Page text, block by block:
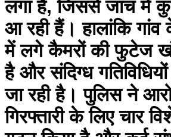
लगा है, जिससे जांच में
आ रही हैं। हालांकि गांव
में लगे कैमरों की फुटेज
है और संदिग्ध
जा रही है। पुलिस ने
गिरफ्तारी के लिए चार